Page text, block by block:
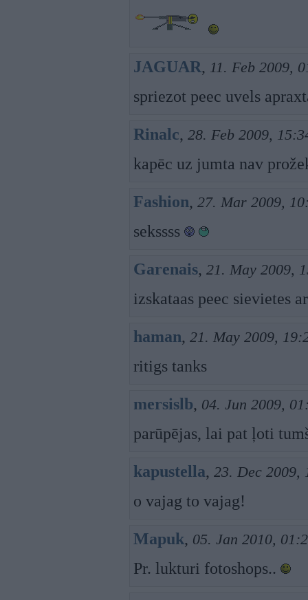
JAGUAR, 11. Feb 2009,
spriezot peec uvels
Rinalc, 28. Feb 2009,
kapēc uz jumta nav
Fashion, 27. Mar 2009,
sekssss
Garenais, 21. May 2009,
izskataas peec sievietes
haman, 21. May 2009,
ritigs tanks
mersislb, 04. Jun 2009,
parūpējas, lai pat ļoti
kapustella, 23. Dec 2009,
o vajag to vajag!
Mapuk, 05. Jan 2010,
Pr. lukturi fotoshops..